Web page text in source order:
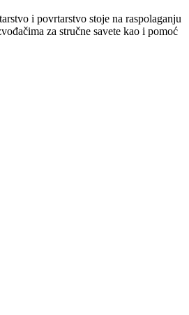
i povrtarstvo stoje na raspolaganju
za stručne savete kao i pomoć